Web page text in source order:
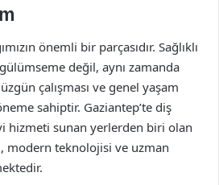
önemli bir parçasıdır. Sağlıklı
değil, aynı zamanda
çalışması ve genel yaşam
sahiptir. Gaziantep’te diş
hizmeti sunan yerlerden biri olan
, modern teknolojisi ve uzman